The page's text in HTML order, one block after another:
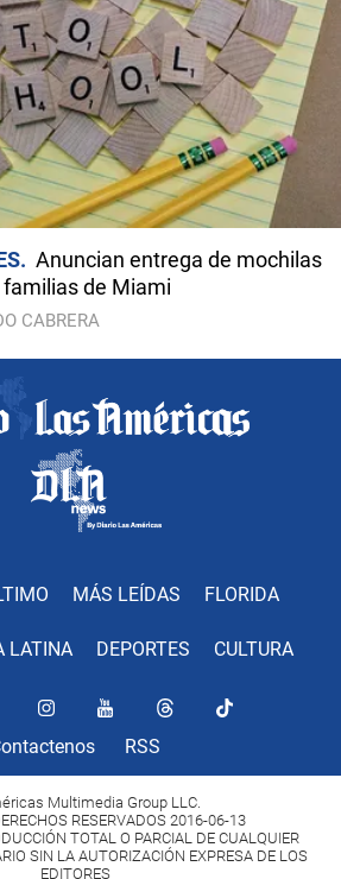
Anuncian entrega de mochilas
de Miami
CABRERA
MÁS LEÍDAS FLORIDA
LATINA DEPORTES CULTURA
RSS
Multimedia Group LLC.
RESERVADOS 2016-06-13
TOTAL O PARCIAL DE CUALQUIER
SIN LA AUTORIZACIÓN EXPRESA DE LOS
EDITORES